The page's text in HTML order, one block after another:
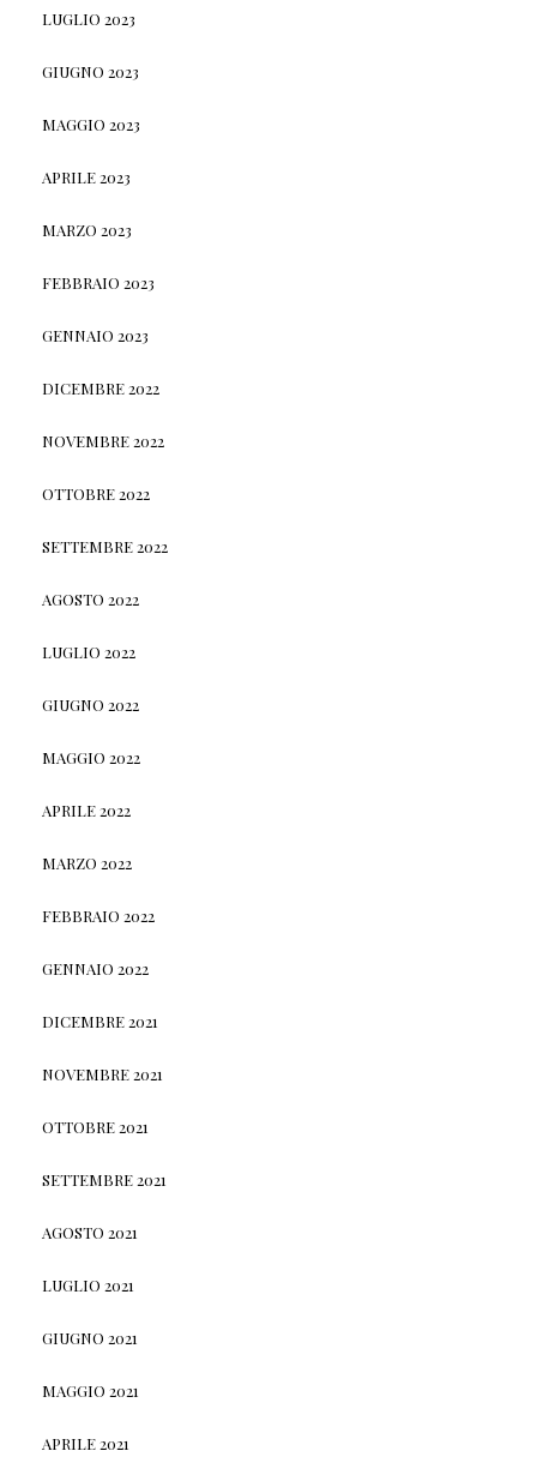
LUGLIO 2023
GIUGNO 2023
MAGGIO 2023
APRILE 2023
MARZO 2023
FEBBRAIO 2023
GENNAIO 2023
DICEMBRE 2022
NOVEMBRE 2022
OTTOBRE 2022
SETTEMBRE 2022
AGOSTO 2022
LUGLIO 2022
GIUGNO 2022
MAGGIO 2022
APRILE 2022
MARZO 2022
FEBBRAIO 2022
GENNAIO 2022
DICEMBRE 2021
NOVEMBRE 2021
OTTOBRE 2021
SETTEMBRE 2021
AGOSTO 2021
LUGLIO 2021
GIUGNO 2021
MAGGIO 2021
APRILE 2021